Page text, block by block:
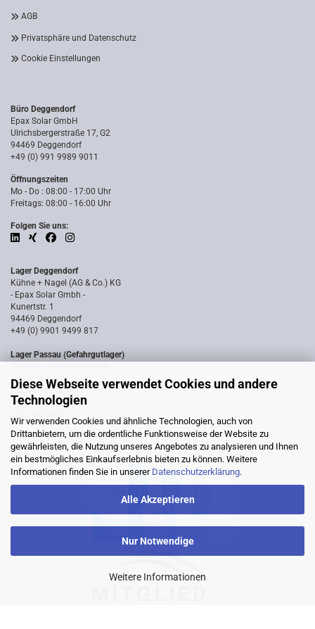
Diese Webseite verwendet Cookies und andere
Technologien
Wir verwenden Cookies und ähnliche Technologien, auch von
Drittanbietern, um die ordentliche Funktionsweise der Website zu
gewährleisten, die Nutzung unseres Angebotes zu analysieren und Ihnen
ein bestmögliches Einkaufserlebnis bieten zu können. Weitere
Informationen finden Sie in unserer Datenschutzerklärung.
Alle Akzeptieren
Nur Notwendige
Weitere Informationen
AGB
Privatsphäre und Datenschutz
Cookie Einstellungen
Büro Deggendorf
Epax Solar GmbH
Ulrichsbergerstraße 17, G2
94469 Deggendorf
+49 (0) 991 9989 9011
Öffnungszeiten
Mo - Do : 08:00 - 17:00 Uhr
Freitags: 08:00 - 16:00 Uhr
Folgen Sie uns:
Lager Deggendorf
Kühne + Nagel (AG & Co.) KG
- Epax Solar Gmbh -
Kunertstr. 1
94469 Deggendorf
+49 (0) 9901 9499 817
Lager Passau (Gefahrgutlager)
- Epax Solar GmbH -
Industriestraße 14a
94036 Passau